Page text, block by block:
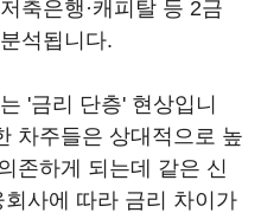
축은행·캐피탈 등 2금
석됩니다.
'금리 단층' 현상입니
차주들은 상대적으로 높
존하게 되는데 같은 신
사에 따라 금리 차이가